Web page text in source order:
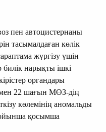
пен автоцистернаны
тасымалдаған көлік
жүргізу үшін
нарықты ішкі
органдары
22 шағын МӨЗ-дің
көлемінің аномальды
қосымша